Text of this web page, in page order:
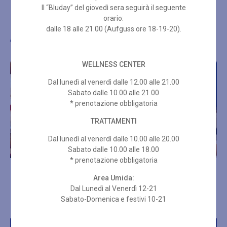
Altre proposte di benessere
MISTA 80 MIN
€110,00
Il “Bluday” del giovedì sera seguirà il seguente
orario:
dalle 18 alle 21.00 (Aufguss ore 18-19-20).
WELLNESS CENTER
Dal lunedì al venerdì dalle 12.00 alle 21.00
Sabato dalle 10.00 alle 21.00
* prenotazione obbligatoria
TRATTAMENTI
Dal lunedì al venerdì dalle 10.00 alle 20.00
Sabato dalle 10.00 alle 18.00
* prenotazione obbligatoria
Area Umida:
Dal Lunedì al Venerdì 12-21
Sabato-Domenica e festivi 10-21